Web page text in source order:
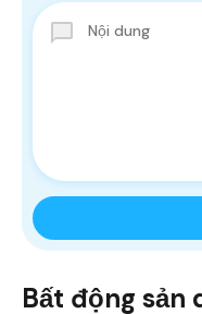
Bất động sản